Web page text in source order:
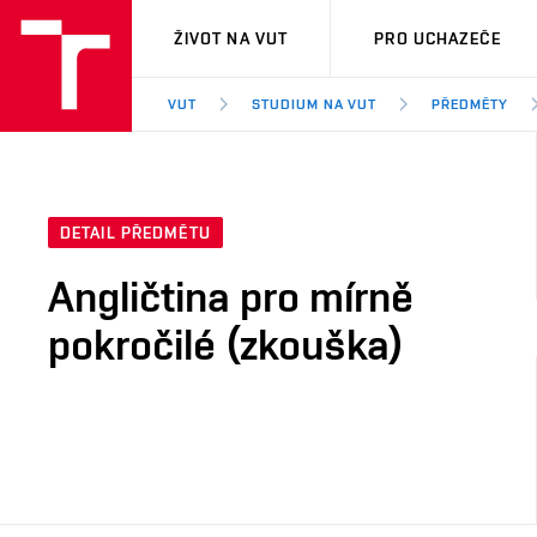
VUT
ŽIVOT NA VUT PRO UCHAZEČE
VUT STUDIUM NA VUT PŘEDMĚTY
DETAIL PŘEDMĚTU
Angličtina pro mírně
pokročilé (zkouška)